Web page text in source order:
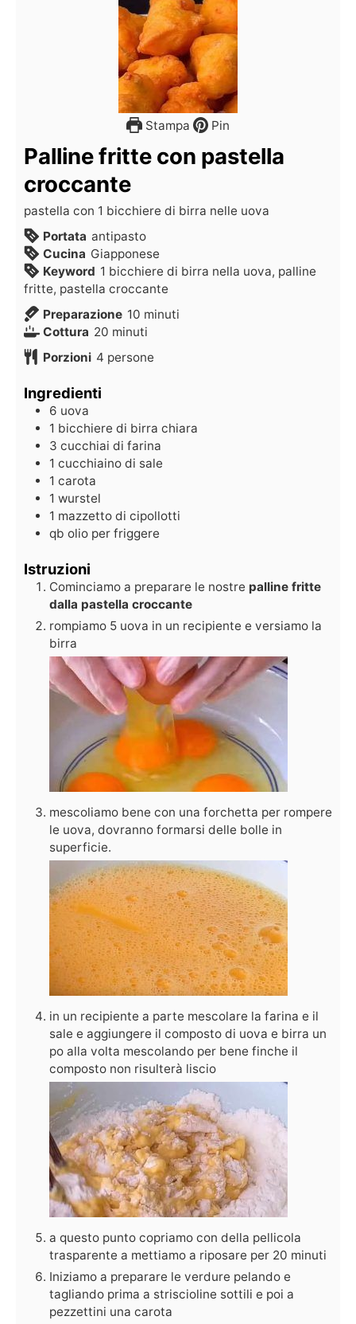
Stampa Pin
Palline fritte con pastella
croccante
pastella con 1 bicchiere di birra nelle uova
Portata antipasto
Cucina Giapponese
Keyword 1 bicchiere di birra nella uova, palline
fritte, pastella croccante
Preparazione 10 minuti
Cottura 20 minuti
Porzioni 4 persone
Ingredienti
6 uova
1 bicchiere di birra chiara
3 cucchiai di farina
1 cucchiaino di sale
1 carota
1 wurstel
1 mazzetto di cipollotti
qb olio per friggere
Istruzioni
Cominciamo a preparare le nostre palline fritte
dalla pastella croccante
rompiamo 5 uova in un recipiente e versiamo la
birra
mescoliamo bene con una forchetta per rompere
le uova, dovranno formarsi delle bolle in
superficie.
in un recipiente a parte mescolare la farina e il
sale e aggiungere il composto di uova e birra un
po alla volta mescolando per bene finche il
composto non risulterà liscio
a questo punto copriamo con della pellicola
trasparente a mettiamo a riposare per 20 minuti
Iniziamo a preparare le verdure pelando e
tagliando prima a striscioline sottili e poi a
pezzettini una carota